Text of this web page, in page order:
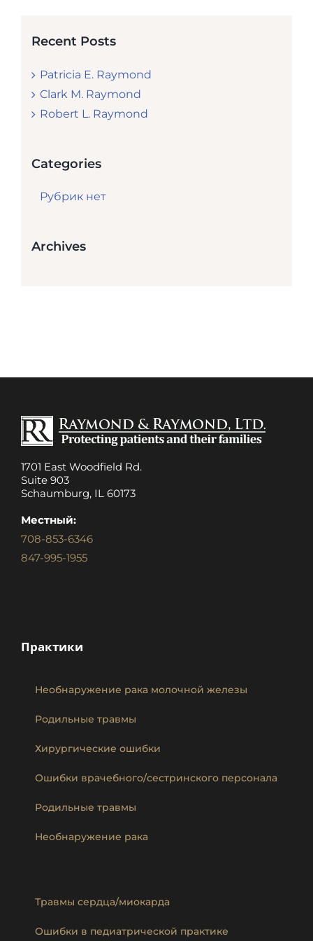
Recent Posts
Patricia E. Raymond
Clark M. Raymond
Robert L. Raymond
Categories
Рубрик нет
Archives
1701 East Woodfield Rd.
Suite 903
Schaumburg, IL 60173
Местный:
708-853-6346
847-995-1955
Практики
Необнаружение рака молочной железы
Родильные травмы
Хирургические ошибки
Ошибки врачебного/сестринского персонала
Родильные травмы
Необнаружение рака
Травмы сердца/миокарда
Ошибки в педиатрической практике